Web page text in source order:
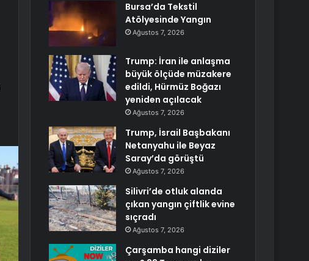
Bursa’da Tekstil
Atölyesinde Yangın
Ağustos 7, 2026
Trump: İran ile anlaşma
büyük ölçüde müzakere
edildi, Hürmüz Boğazı
yeniden açılacak
Ağustos 7, 2026
Trump, İsrail Başbakanı
Netanyahu ile Beyaz
Saray’da görüştü
Ağustos 7, 2026
Silivri’de otluk alanda
çıkan yangın çiftlik evine
sıçradı
Ağustos 7, 2026
Çarşamba hangi diziler